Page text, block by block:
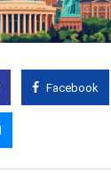
Facebook